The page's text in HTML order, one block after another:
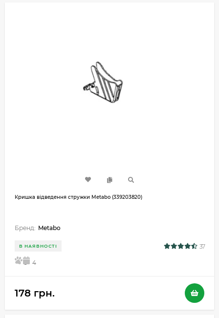
Кришка відведення стружки Metabo (339203820)
Бренд: Metabo
В НАЯВНОСТІ 37
5 4
178 грн.